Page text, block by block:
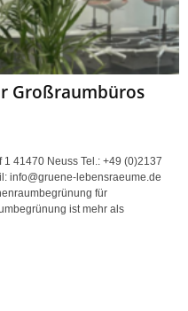
Großraumbüros
41470 Neuss Tel.: +49 (0)2137
info@gruene-lebensraeume.de
für
ist mehr als